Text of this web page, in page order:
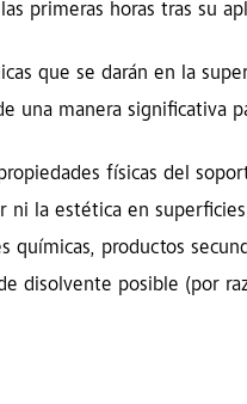
primeras horas tras su
que se darán en la
una manera significativa
físicas del
ni la estética en
químicas, productos
disolvente posible (por